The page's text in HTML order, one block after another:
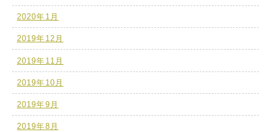
2020年1月
2019年12月
2019年11月
2019年10月
2019年9月
2019年8月